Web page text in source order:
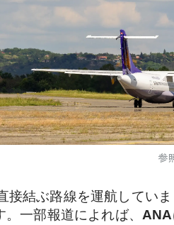
参
結ぶ路線を運航してい
一部報道によれば、 ANA